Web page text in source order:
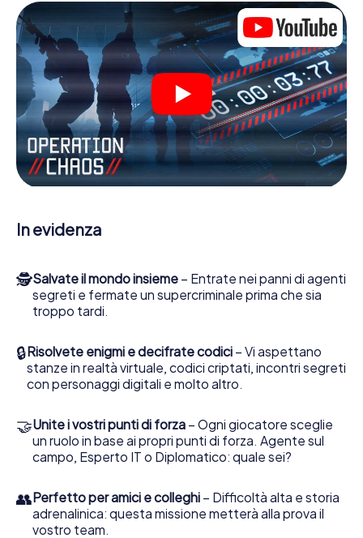
dichiara che tutta Montreuil-Bellay è il suo campo di gioco
personale! Il requisito tecnico per la sua avventura da
agente a Montreuil-Bellay é uno smartphone con accesso
a Internet mobile. Un clic le dà accesso alla nostra app
web. Non è necessario installare nulla per essere
trascinati nell'azione da video interattivi, minigiochi
complicati e molte altre funzionalità.
Lavori insieme con una squadra, origli le spie nemiche e
porti gli ufficiali di collegamento dalla sua parte. In questo
Escape Game a Montreuil-Bellay lei e la sua squadra
dovete essere pronti a fermare i cattivi. A differenza di
silenziosi: lei e la sua squadra sarete immortalati nel
punteggio più alto del Montreuil-Bellay e avrete accesso
giochi di avventura. Acquisti i suoi biglietti nel mondo dello
spionaggio e degli agenti segreti e trasformi Montreuil-
Bellay in un'Escape Room all'aperto!
In evidenza
🕵Salvate il mondo insieme – Entrate nei panni di agenti
segreti e fermate un supercriminale prima che sia
troppo tardi.
🔒Risolvete enigmi e decifrate codici – Vi aspettano
stanze in realtà virtuale, codici criptati, incontri segreti
con personaggi digitali e molto altro.
🤝Unite i vostri punti di forza – Ogni giocatore sceglie
un ruolo in base ai propri punti di forza. Agente sul
campo, Esperto IT o Diplomatico: quale sei?
👥Perfetto per amici e colleghi – Difficoltà alta e storia
adrenalinica: questa missione metterà alla prova il
vostro team.